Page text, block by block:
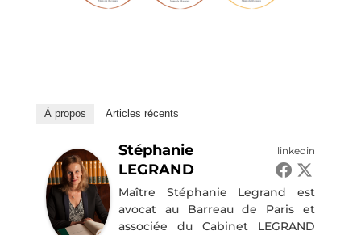
À propos Articles récents
linkedin
Stéphanie
LEGRAND
Maître Stéphanie Legrand est
avocat au Barreau de Paris et
associée du Cabinet LEGRAND